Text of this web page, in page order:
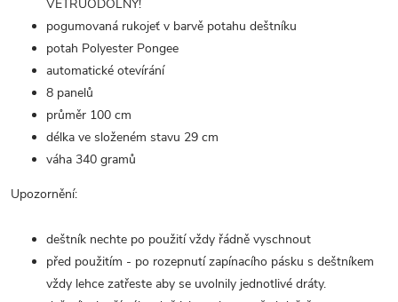
VĚTRUODOLNÝ!
pogumovaná rukojeť v barvě potahu deštníku
potah Polyester Pongee
automatické otevírání
8 panelů
průměr 100 cm
délka ve složeném stavu 29 cm
váha 340 gramů
Upozornění:
deštník nechte po použití vždy řádně vyschnout
před použitím - po rozepnutí zapínacího pásku s deštníkem
vždy lehce zatřeste aby se uvolnily jednotlivé dráty.